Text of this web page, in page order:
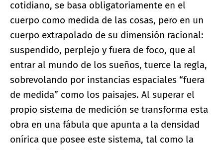
cotidiano, se basa obligatoriamente en el
cuerpo como medida de las cosas, pero en un
cuerpo extrapolado de su dimensión racional:
suspendido, perplejo y fuera de foco, que al
entrar al mundo de los sueños, tuerce la regla,
sobrevolando por instancias espaciales “fuera
de medida” como los paisajes. Al superar el
propio sistema de medición se transforma esta
obra en una fábula que apunta a la densidad
onírica que posee este sistema, tal como la